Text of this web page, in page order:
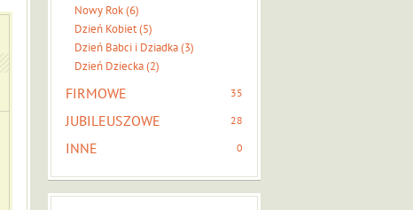
Nowy Rok (6)
Dzień Kobiet (5)
Dzień Babci i Dziadka (3)
Dzień Dziecka (2)
FIRMOWE 35
JUBILEUSZOWE 28
INNE 0